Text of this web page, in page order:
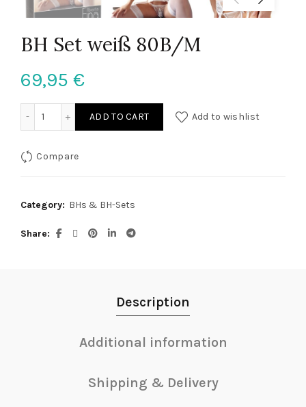
BH Set weiß 80B/M
69,95 €
ADD TO CART Add to wishlist
Compare
Category: BHs & BH-Sets
Share
Description
Additional information
Shipping & Delivery